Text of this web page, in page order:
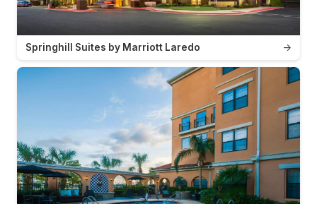
→
Springhill Suites by Marriott Laredo